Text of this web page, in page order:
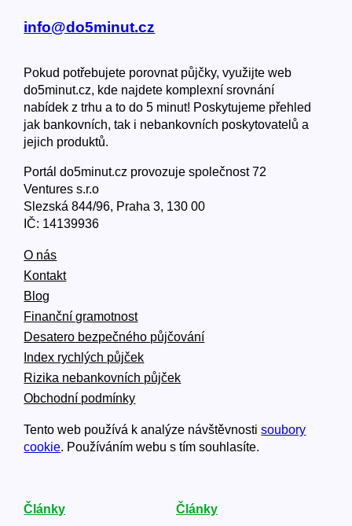
info@do5minut.cz
Pokud potřebujete porovnat půjčky, využijte web
do5minut.cz, kde najdete komplexní srovnání
nabídek z trhu a to do 5 minut! Poskytujeme přehled
jak bankovních, tak i nebankovních poskytovatelů a
jejich produktů.
Portál do5minut.cz provozuje společnost 72
Ventures s.r.o
Slezská 844/96, Praha 3, 130 00
IČ: 14139936
O nás
Kontakt
Blog
Finanční gramotnost
Desatero bezpečného půjčování
Index rychlých půjček
Rizika nebankovních půjček
Obchodní podmínky
Tento web používá k analýze návštěvnostisoubory
cookie. Používáním webu s tím souhlasíte.
Články Články